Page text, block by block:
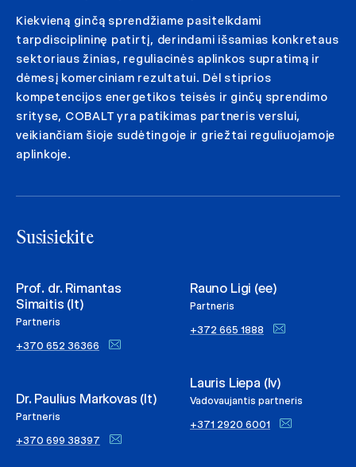
Kiekvieną ginčą sprendžiame pasitelkdami
tarpdisciplininę patirtį, derindami išsamias konkretaus
sektoriaus žinias, reguliacinės aplinkos supratimą ir
dėmesį komerciniam rezultatui. Dėl stiprios
kompetencijos energetikos teisės ir ginčų sprendimo
srityse, COBALT yra patikimas partneris verslui,
veikiančiam šioje sudėtingoje ir griežtai reguliuojamoje
aplinkoje.
Susisiekite
Prof. dr. Rimantas
Simaitis (lt)
Partneris
+370 652 36366
Dr. Paulius Markovas (lt)
Partneris
+370 699 38397
Rauno Ligi (ee)
Partneris
+372 665 1888
Lauris Liepa (lv)
Vadovaujantis partneris
+371 2920 6001